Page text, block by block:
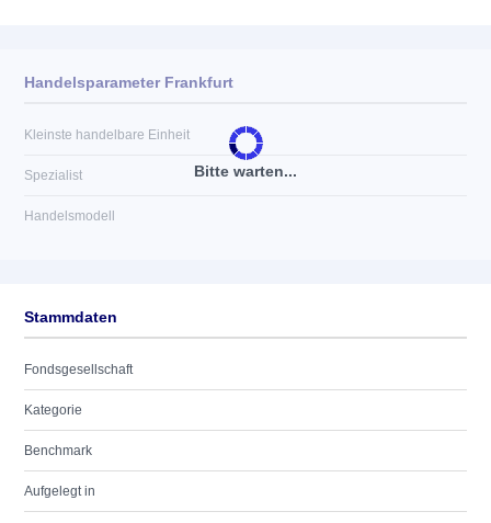
Bitte warten...
Handelsparameter Frankfurt
Kleinste handelbare Einheit
Spezialist
Handelsmodell
Stammdaten
Fondsgesellschaft
Kategorie
Benchmark
Aufgelegt in